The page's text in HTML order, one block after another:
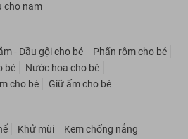
cho nam
- Dầu gội cho bé
Phấn rôm cho bé
bé
Nước hoa cho bé
cho bé
Giữ ấm cho bé
Khử mùi
Kem chống nắng